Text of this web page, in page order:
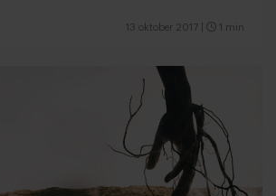
13 oktober 2017 1 min